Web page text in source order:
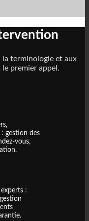
la terminologie et aux
premier appel.
: gestion des
vous,
: